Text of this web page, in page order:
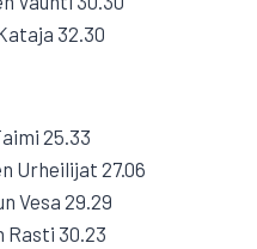
32.30
25.33
Urheilijat 27.06
Vesa 29.29
Rasti 30.23